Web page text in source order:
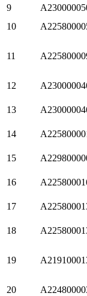
9
10
11
12
13
14
15
16
17
18
19
20